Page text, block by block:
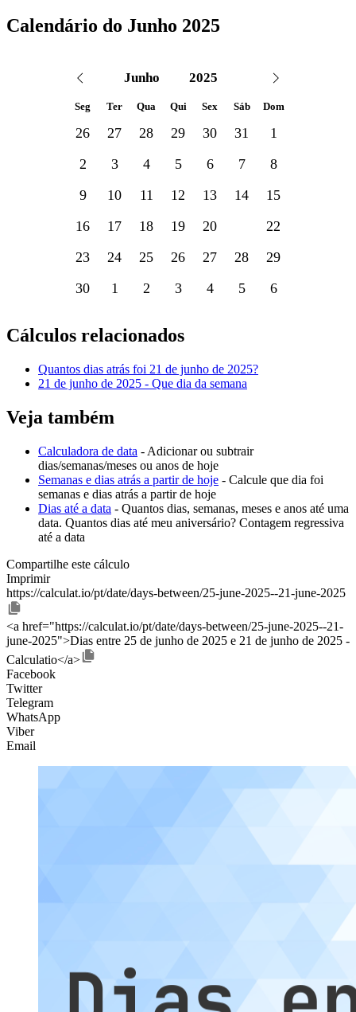
Calendário do Junho 2025
Seg Ter Qua Qui Sex Sáb Dom
26 27 28 29 30 31
1
2
3 4 5 6 7
8
9
10 11 12 13 14
15
16
17 18 19 20
22
23
24 25 26 27 28
29
30
1 2 3 4 5 6
Cálculos relacionados
Quantos dias atrás foi 21 de junho de 2025?
21 de junho de 2025 - Que dia da semana
Veja também
Calculadora de data - Adicionar ou subtrair
dias/semanas/meses ou anos de hoje
Semanas e dias atrás a partir de hoje - Calcule que dia foi
semanas e dias atrás a partir de hoje
Dias até a data - Quantos dias, semanas, meses e anos até uma
data. Quantos dias até meu aniversário? Contagem regressiva
até a data
Compartilhe este cálculo
Imprimir
https://calculat.io/pt/date/days-between/25-june-2025--21-june-2025
<a href="https://calculat.io/pt/date/days-between/25-june-2025--21-
june-2025">Dias entre 25 de junho de 2025 e 21 de junho de 2025 -
Calculatio</a>
Facebook
Twitter
Telegram
WhatsApp
Viber
Email